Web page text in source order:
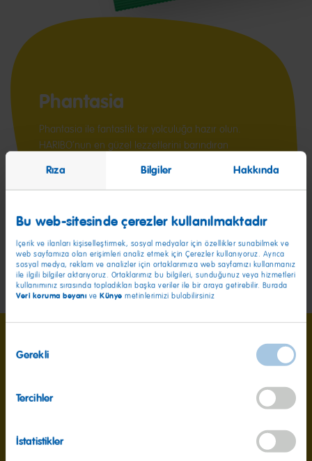
Rıza Bilgiler Hakkında
Bu web-sitesinde çerezler kullanılmaktadır
İçerik ve ilanları kişiselleştirmek, sosyal medyalar için özellikler sunabilmek ve
web sayfamıza olan erişimleri analiz etmek için Çerezler kullanıyoruz. Ayrıca
sosyal medya, reklam ve analizler için ortaklarımıza web sayfamızı kullanmanız
ile ilgili bilgiler aktarıyoruz. Ortaklarımız bu bilgileri, sunduğunuz veya hizmetleri
kullanımınız sırasında topladıkları başka veriler ile bir araya getirebilir. Burada
Veri koruma beyanı ve Künye metinlerimizi bulabilirsiniz
Seçimi
Gerekli
Tercihler
İstatistikler
Phantasia
Phantasia ile fantastik bir yolculuğa hazır olun.
HARIBO’nun en güzel lezzetlerini barındıran
var. Her şekil ayrı bir maceranın kapılarını aralıyor.
100g başına
Enerji 1452g / 342kcal